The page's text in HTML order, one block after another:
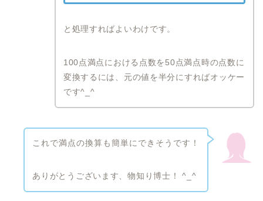
と処理すればよいわけです。
100点満点における点数を50点満点時の点数に
変換するには、元の値を半分にすればオッケー
です^_^
これで満点の換算も簡単にできそうです！
ありがとうございます、物知り博士！ ^_^